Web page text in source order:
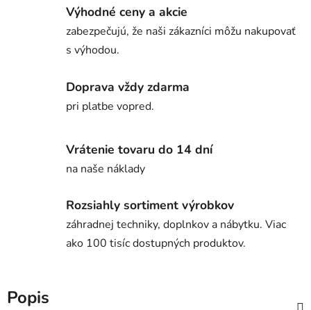
Výhodné ceny a akcie
zabezpečujú, že naši zákazníci môžu nakupovať
s výhodou.
Doprava vždy zdarma
pri platbe vopred.
Vrátenie tovaru do 14 dní
na naše náklady
Rozsiahly sortiment výrobkov
záhradnej techniky, doplnkov a nábytku. Viac
ako 100 tisíc dostupných produktov.
Popis